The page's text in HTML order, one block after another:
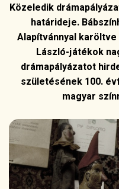
Közeledik
határideje.
Alapítvánnyal karöltve
László-játékok
drámapályázatot
születésének 100.
magyar